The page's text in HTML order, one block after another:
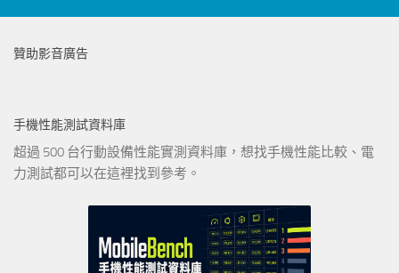
贊助影音廣告
手機性能測試資料庫
超過 500 台行動設備性能實測資料庫，想找手機性能比較、電
力測試都可以在這裡找到參考。